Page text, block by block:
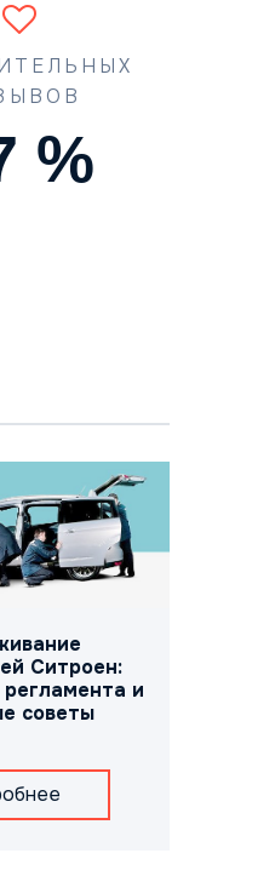
%
Ситроен:
и
советы